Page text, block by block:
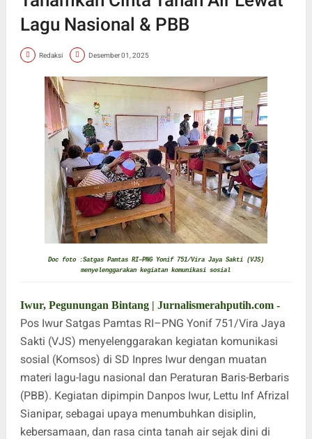
Lagu Nasional & PBB
Redaksi Desember 01, 2025
Doc foto :Satgas Pamtas RI–PNG Yonif 751/Vira Jaya Sakti (VJS)
menyelenggarakan kegiatan komunikasi sosial
Iwur, Pegunungan Bintang | Jurnalismerahputih.com -
Pos Iwur Satgas Pamtas RI–PNG Yonif 751/Vira Jaya
Sakti (VJS) menyelenggarakan kegiatan komunikasi
sosial (Komsos) di SD Inpres Iwur dengan muatan
materi lagu-lagu nasional dan Peraturan Baris-Berbaris
(PBB). Kegiatan dipimpin Danpos Iwur, Lettu Inf Afrizal
Sianipar, sebagai upaya menumbuhkan disiplin,
kebersamaan, dan rasa cinta tanah air sejak dini di